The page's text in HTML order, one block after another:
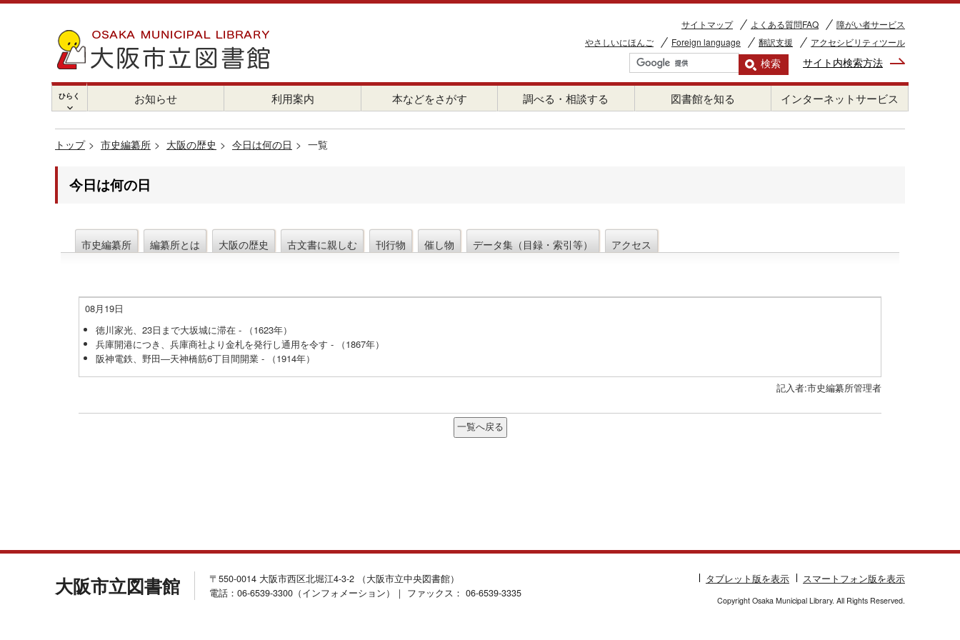
サイトマップ よくある質問FAQ
障がい者サービス
やさしいにほんご
Foreign language 翻訳支援 アクセシビリティツール
サイト内検索方法
ひらく
chevron_right
お知らせ 利用案内 本などをさがす 調べる・相談する 図書館を知る インターネットサービス
トップ 市史編纂所 大阪の歴史 今日は何の日 一覧
今日は何の日
市史編纂所 編纂所とは 大阪の歴史 古文書に親しむ 刊行物 催し物 データ集（目録・索引等） アクセス
08月19日
徳川家光、23日まで大坂城に滞在 - （1623年）
兵庫開港につき、兵庫商社より金札を発行し通用を令す - （1867年）
阪神電鉄、野田―天神橋筋6丁目間開業 - （1914年）
記入者:市史編纂所管理者
大阪市立図書館
〒550-0014 大阪市西区北堀江4-3-2 （大阪市立中央図書館）
電話：06-6539-3300（インフォメーション）｜ ファックス： 06-6539-3335
タブレット版を表示 スマートフォン版を表示
Copyright Osaka Municipal Library. All Rights Reserved.